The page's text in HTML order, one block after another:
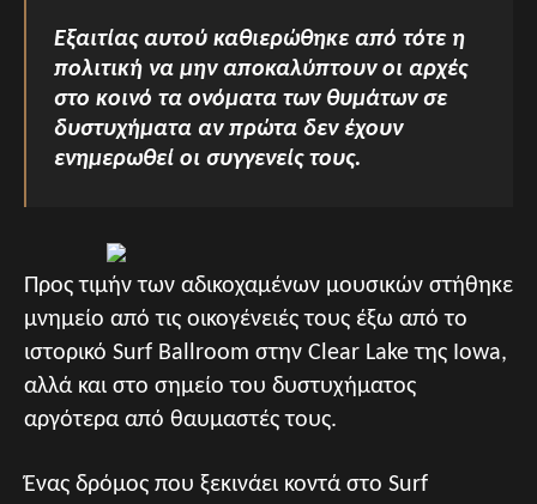
Εξαιτίας αυτού καθιερώθηκε από τότε η
πολιτική να μην αποκαλύπτουν οι αρχές
στο κοινό τα ονόματα των θυμάτων σε
δυστυχήματα αν πρώτα δεν έχουν
ενημερωθεί οι συγγενείς τους.
Προς τιμήν των αδικοχαμένων μουσικών στήθηκε
μνημείο από τις οικογένειές τους έξω από το
ιστορικό Surf Ballroom στην Clear Lake της Iowa,
αλλά και στο σημείο του δυστυχήματος
αργότερα από θαυμαστές τους.
Ένας δρόμος που ξεκινάει κοντά στο Surf